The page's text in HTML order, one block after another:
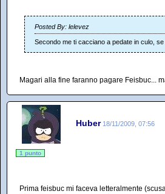
Posted By: lelevez
Secondo me ti cacciano a pedate in culo, se
Magari alla fine faranno pagare Feisbuc...
Huber 18/11/2009, 07:56
1 punto
Prima feisbuc mi faceva letteralmente